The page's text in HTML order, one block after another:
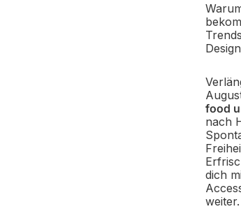
food
nach
dich
weiter.